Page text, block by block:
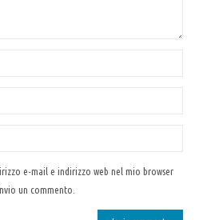
e-mail e indirizzo web nel mio browser
un commento.